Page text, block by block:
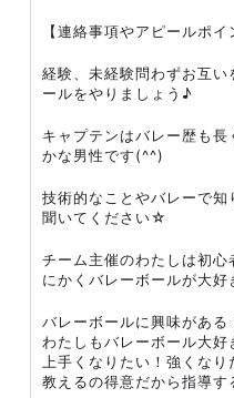
【連絡事項やアピールポイ
経験、未経験問わずお互
ールをやりましょう♪
キャプテンはバレー歴も
かな男性です(^^)
技術的なことやバレーで知
聞いてください☆
チーム主催のわたしは初心
にかくバレーボールが大好
バレーボールに興味がある
わたしもバレーボール大好
上手くなりたい！強くなり
教えるの得意だから指導す